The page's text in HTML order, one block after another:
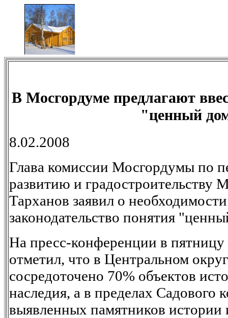
В Мосгордуме предлагают
"ценный
8.02.2008
Глава комиссии Мосгордумы по
развитию и
Тарханов заявил о
законодательство понятия
На пресс-конференции в
отметил, что в Центральном
сосредоточено 70% объектов
наследия, а в пределах Садового
выявленных памятников истории